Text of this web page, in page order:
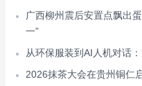
广西柳州震后安置点飘出
一”
从环保服装到AI人机对话
2026抹茶大会在贵州铜仁